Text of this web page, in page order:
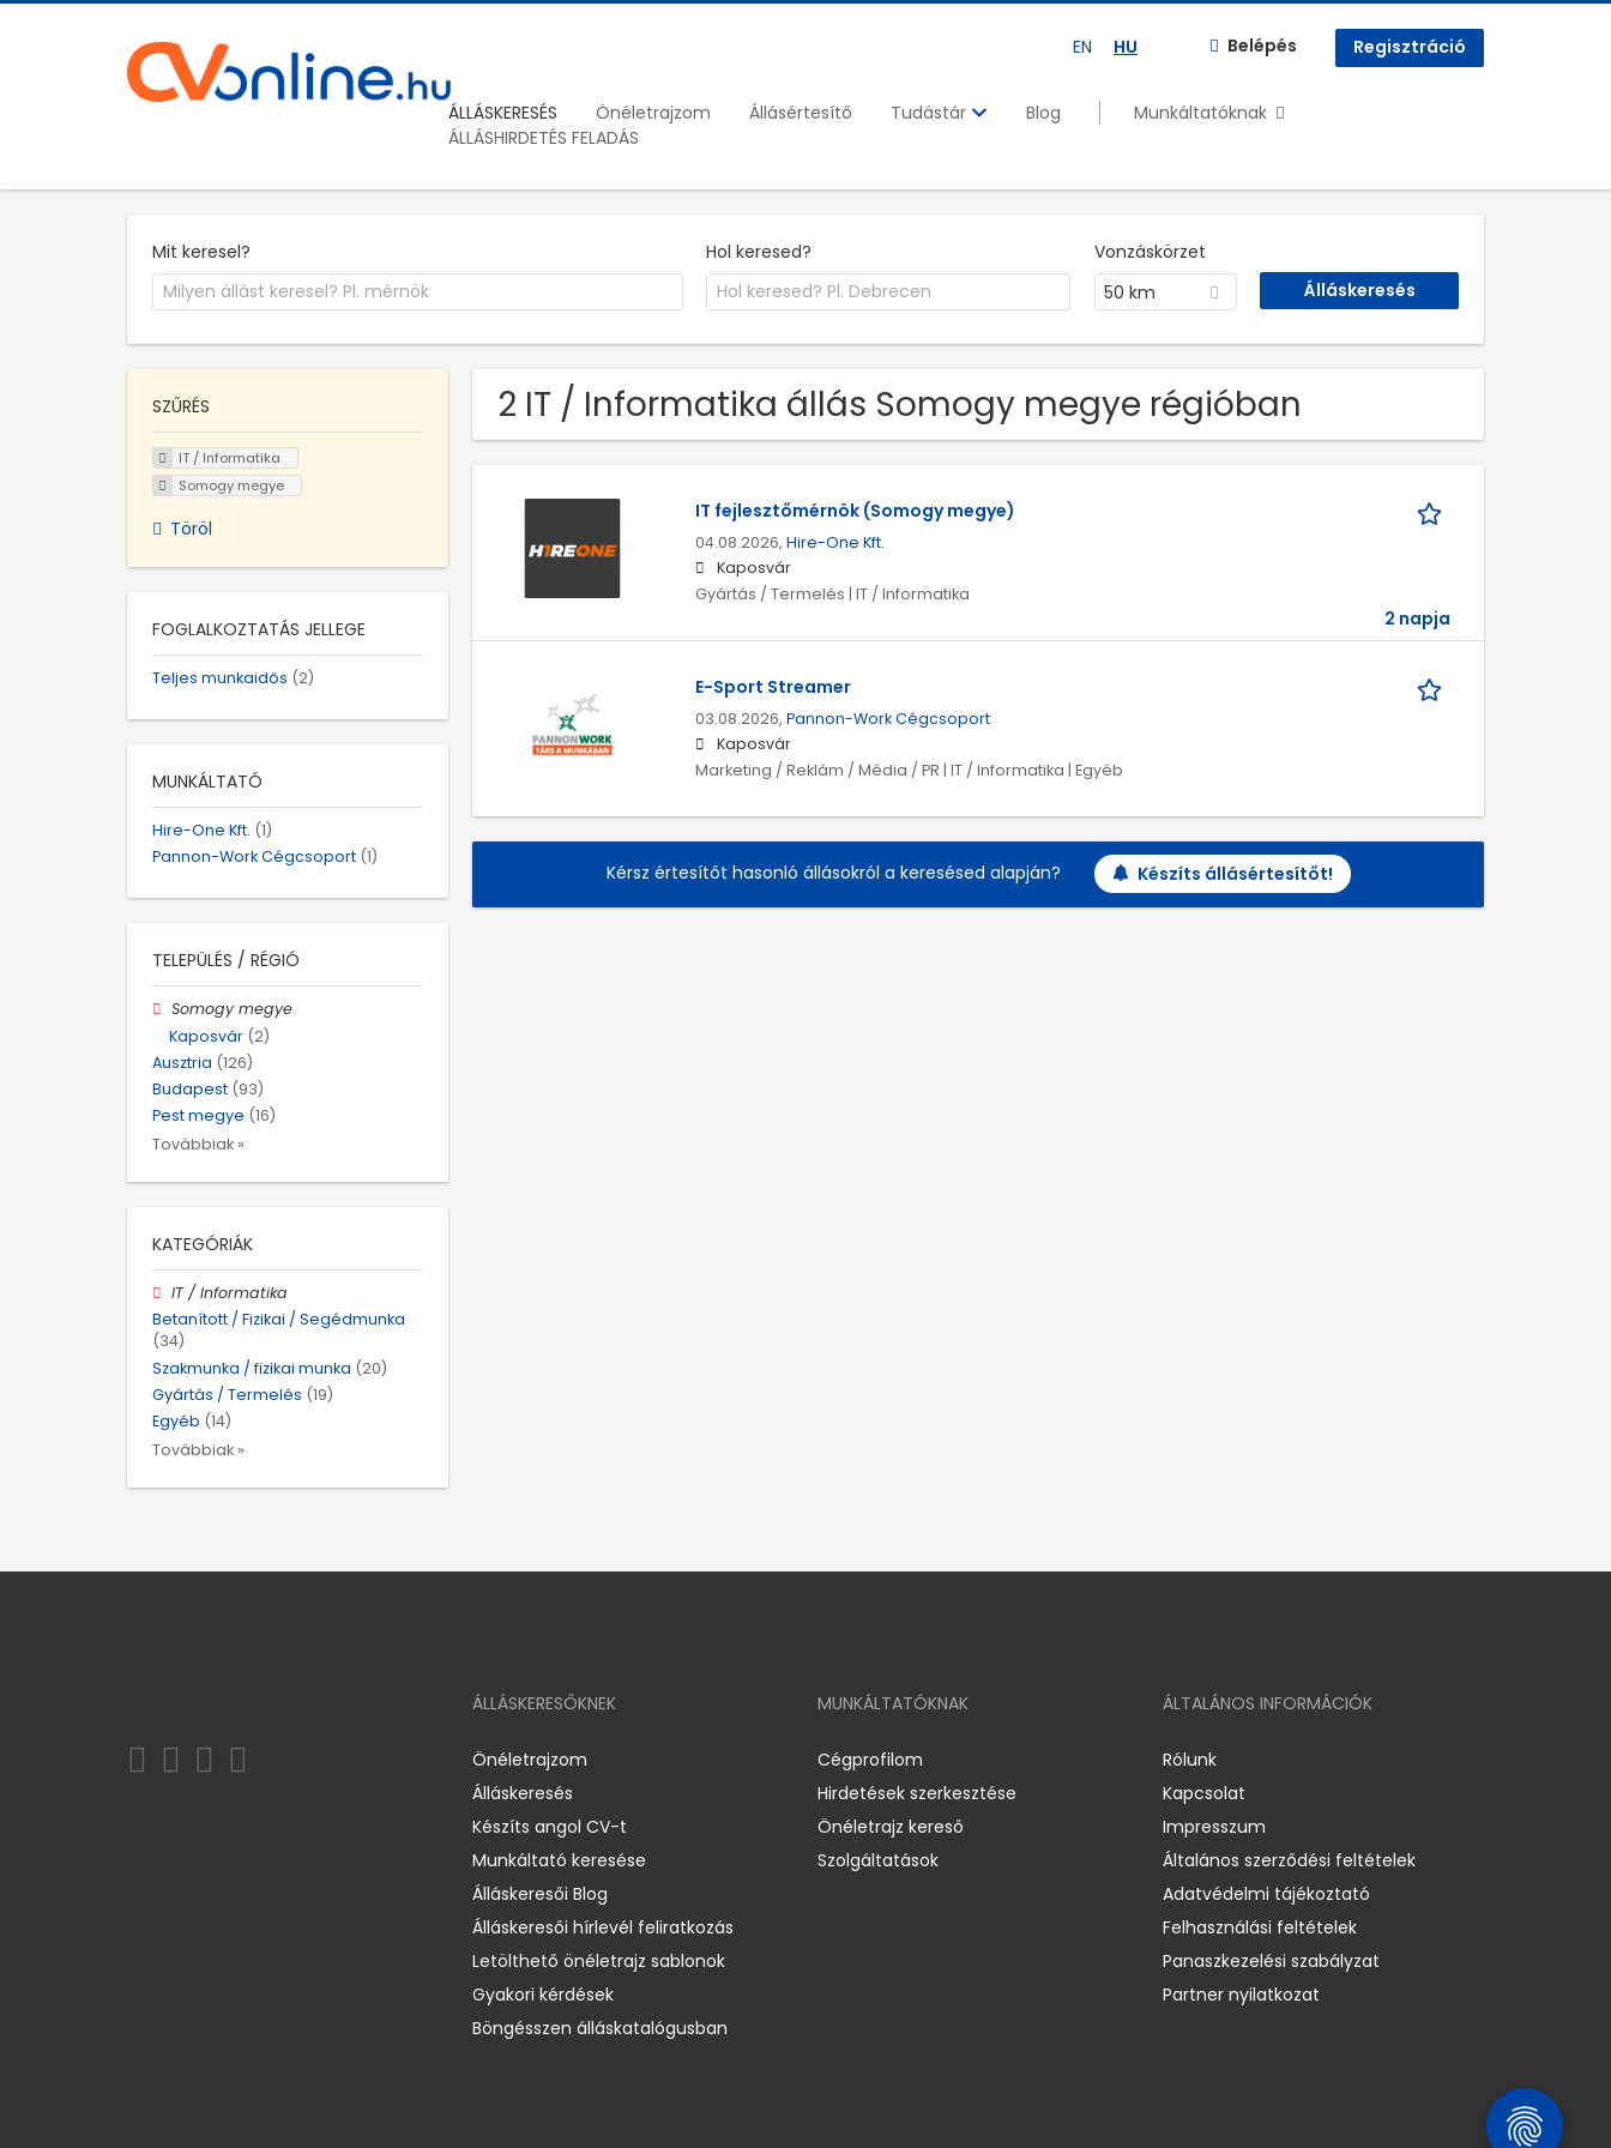
EN HU Belépés Regisztráció
ÁLLÁSKERESÉS Önéletrajzom Állásértesítő Tudástár Blog
Munkáltatóknak
ÁLLÁSHIRDETÉS FELADÁS
Mit keresel? Hol keresed?
Vonzáskörzet
50 km
2 IT / Informatika állás Somogy megye régióban
IT fejlesztőmérnök (Somogy megye)
04.08.2026, Hire-One Kft.
Kaposvár
Gyártás / Termelés | IT / Informatika
2 napja
E-Sport Streamer
03.08.2026, Pannon-Work Cégcsoport
Kaposvár
Marketing / Reklám / Média / PR | IT / Informatika | Egyéb
Kérsz értesítőt hasonló állásokról a keresésed alapján? Készíts állásértesítőt!
SZŰRÉS
IT / Informatika
Somogy megye
Töröl
FOGLALKOZTATÁS JELLEGE
Teljes munkaidős (2)
MUNKÁLTATÓ
Hire-One Kft. (1)
Pannon-Work Cégcsoport (1)
TELEPÜLÉS / RÉGIÓ
Somogy megye
Kaposvár (2)
Ausztria (126)
Budapest (93)
Pest megye (16)
Továbbiak »
KATEGÓRIÁK
IT / Informatika
Betanított / Fizikai / Segédmunka
(34)
Szakmunka / fizikai munka (20)
Gyártás / Termelés (19)
Egyéb (14)
Továbbiak »
ÁLLÁSKERESŐKNEK
Önéletrajzom
Álláskeresés
Készíts angol CV-t
Munkáltató keresése
Álláskeresői Blog
Álláskeresői hírlevél feliratkozás
Letölthető önéletrajz sablonok
Gyakori kérdések
Böngésszen álláskatalógusban
MUNKÁLTATÓKNAK
Cégprofilom
Hirdetések szerkesztése
Önéletrajz kereső
Szolgáltatások
ÁLTALÁNOS INFORMÁCIÓK
Rólunk
Kapcsolat
Impresszum
Általános szerződési feltételek
Adatvédelmi tájékoztató
Felhasználási feltételek
Panaszkezelési szabályzat
Partner nyilatkozat